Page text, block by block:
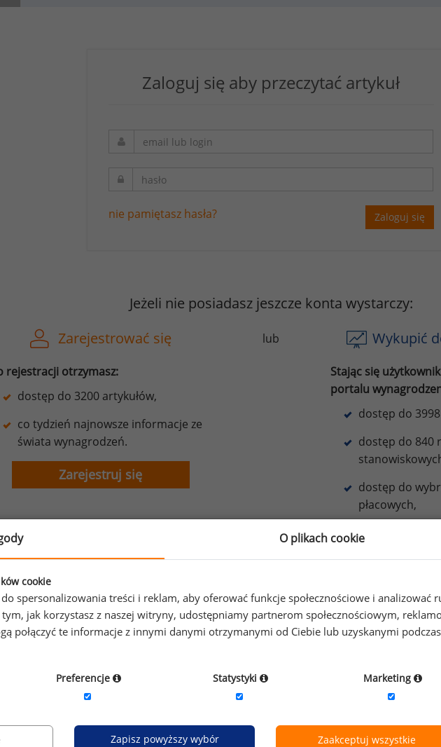
Zaloguj się aby przeczytać artykuł
nie pamiętasz hasła? Zaloguj się
Jeżeli nie posiadasz jeszcze konta wystarczy:
Zarejestrować się
rejestracji otrzymasz:
dostęp do 3200 artykułów,
co tydzień najnowsze informacje ze
świata wynagrodzeń.
Zarejestruj się
lub Wykupić
Stając się
portalu
dostęp do
dostęp do 840
dostęp do
płacowych,
do 50% zniżki
e-booki o
Dowiedz
się do newslettera!
O plikach cookie
cookie
spersonalizowania treści i reklam, aby oferować funkcje społecznościowe i analizować
jak korzystasz z naszej witryny, udostępniamy partnerom społecznościowym,
połączyć te informacje z innymi danymi otrzymanymi od Ciebie lub uzyskanymi podczas
Preferencje Statystyki Marketing
Zapisz powyższy wybór Zaakceptuj wszystkie